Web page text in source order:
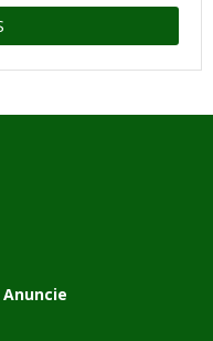
Anuncie